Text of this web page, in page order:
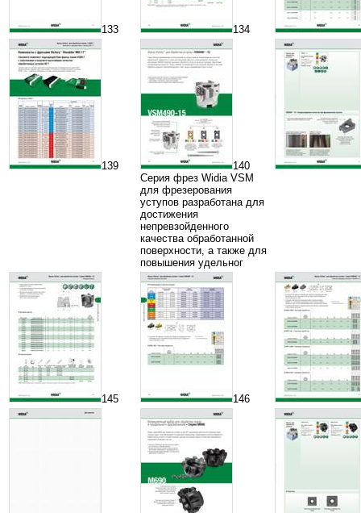
133 134
139
140
Серия фрез Widia VSM
для фрезерования
уступов разработана для
достижения
непревзойденного
качества обработанной
поверхности, а также для
повышения удельног
145 146